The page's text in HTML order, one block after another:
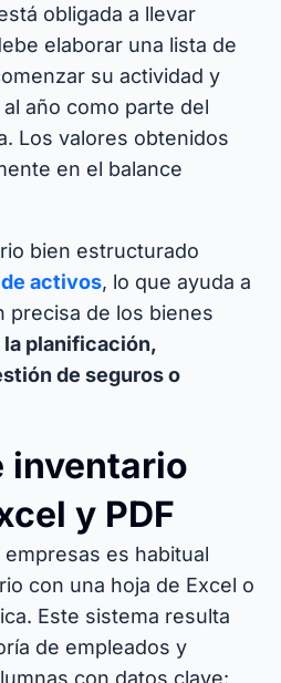
obligada a llevar
elaborar una lista de
su actividad y
año como parte del
Los valores obtenidos
en el balance
bien estructurado
activos, lo que ayuda a
precisa de los bienes
planificación,
de seguros o
inventario
y PDF
empresas es habitual
con una hoja de Excel o
Este sistema resulta
de empleados y
con datos clave: